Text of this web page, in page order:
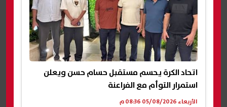
اتحاد الكرة يحسم مستقبل حسام حسن ويعلن
استمرار التوأم مع الفراعنة
الأربعاء 05/08/2026 08:36 م